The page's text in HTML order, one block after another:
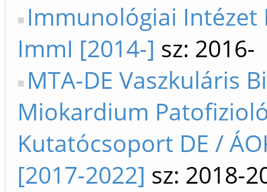
Immunológiai Intézet
ImmI [2014-] sz: 2016-
MTA-DE Vaszkuláris
Miokardium
Kutatócsoport DE /
[2017-2022] sz: 2018-